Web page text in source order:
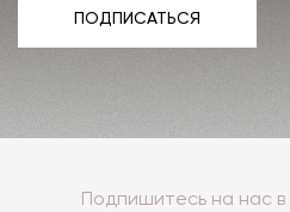
ПОДПИСАТЬСЯ
Подпишитесь на нас в